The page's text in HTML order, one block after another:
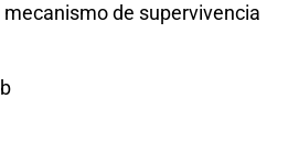
de supervivencia